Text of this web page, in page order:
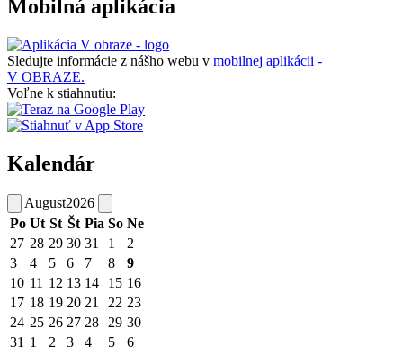
Mobilná aplikácia
Sledujte informácie z nášho webu v mobilnej aplikácii -
V OBRAZE.
Voľne k stiahnutiu:
Kalendár
August2026
Po Ut St Št Pia So Ne
27 28 29 30 31 1
2
3
4 5 6 7 8
9
10 11 12 13 14 15 16
17 18 19 20 21 22 23
24 25 26 27 28 29 30
31 1 2 3 4 5 6